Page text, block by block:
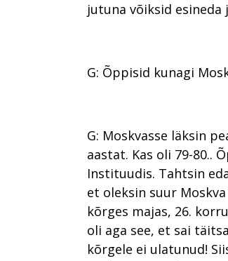
jutuna võiksid esineda
G: Õppisid kunagi
G: Moskvasse läksin
aastat. Kas oli 79-80..
Instituudis. Tahtsin
et oleksin suur
kõrges majas, 26.
oli aga see, et sai
kõrgele ei ulatunud!